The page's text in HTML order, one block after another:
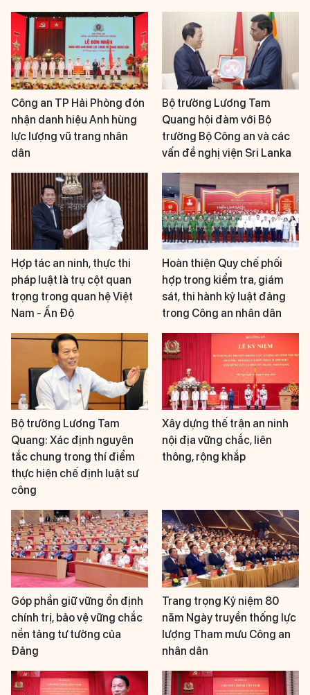
Công an TP Hải Phòng đón
nhận danh hiệu Anh hùng
lực lượng vũ trang nhân
dân
Bộ trưởng Lương Tam
Quang hội đàm với Bộ
trưởng Bộ Công an và các
vấn đề nghị viện Sri Lanka
Hợp tác an ninh, thực thi
pháp luật là trụ cột quan
trọng trong quan hệ Việt
Nam - Ấn Độ
Hoàn thiện Quy chế phối
hợp trong kiểm tra, giám
sát, thi hành kỷ luật đảng
trong Công an nhân dân
Bộ trưởng Lương Tam
Quang: Xác định nguyên
tắc chung trong thí điểm
thực hiện chế định luật sư
công
Xây dựng thế trận an ninh
nội địa vững chắc, liên
thông, rộng khắp
Góp phần giữ vững ổn định
chính trị, bảo vệ vững chắc
nền tảng tư tưởng của
Đảng
Trang trọng Kỷ niệm 80
năm Ngày truyền thống lực
lượng Tham mưu Công an
nhân dân